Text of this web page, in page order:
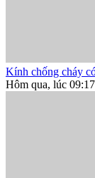
Kính chống cháy
Hôm qua, lúc 09:17